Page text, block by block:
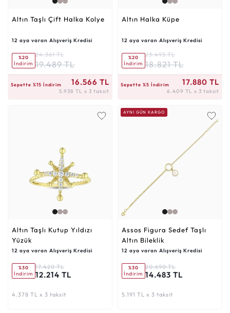
Altın Taşlı Çift Halka Kolye
12 aya varan Alışveriş Kredisi
%20
İndirim
24.361 TL
19.489 TL
Sepette %15 İndirim 16.566 TL
5.938 TL x 3 taksit
Altın Halka Küpe
12 aya varan Alışveriş Kredisi
%20
İndirim
23.493 TL
18.821 TL
Sepette %5 İndirim 17.880 TL
6.409 TL x 3 taksit
Altın Taşlı Kutup Yıldızı
Yüzük
12 aya varan Alışveriş Kredisi
%30
İndirim
17.420 TL
12.214 TL
4.378 TL x 3 taksit
AYNI GÜN KARGO
Assos Figura Sedef Taşlı
Altın Bileklik
12 aya varan Alışveriş Kredisi
%30
İndirim
20.690 TL
14.483 TL
5.191 TL x 3 taksit